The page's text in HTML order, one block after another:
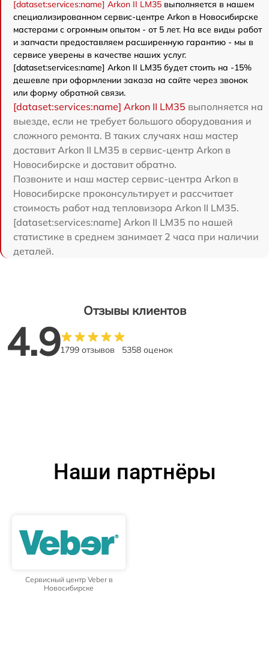
[dataset:services:name] Arkon II LM35 выполняется в нашем
специализированном сервис-центре Arkon в Новосибирске
мастерами с огромным опытом - от 5 лет. На все виды работ
и запчасти предоставляем расширенную гарантию - мы в
сервисе уверены в качестве наших услуг.
[dataset:services:name] Arkon II LM35 будет стоить на -15%
дешевле при оформлении заказа на сайте через звонок
или форму обратной связи.
[dataset:services:name] Arkon II LM35 выполняется на
выезде, если не требует большого оборудования и
сложного ремонта. В таких случаях наш мастер
доставит Arkon II LM35 в сервис-центр Arkon в
Новосибирске и доставит обратно.
Позвоните и наш мастер сервис-центра Arkon в
Новосибирске проконсультирует и рассчитает
стоимость работ над тепловизора Arkon II LM35.
[dataset:services:name] Arkon II LM35 по нашей
статистике в среднем занимает 2 часа при наличии
деталей.
Отзывы клиентов
4.91799 отзывов 5358 оценок
Наши партнёры
Сервисный центр Veber в
Новосибирске